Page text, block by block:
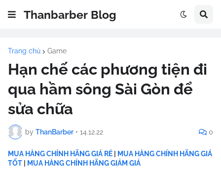
Thanbarber Blog
Trang chủ Game
Hạn chế các phương tiện đi
qua hầm sông Sài Gòn để
sửa chữa
by ThanBarber • 14.12.22 0
MUA HÀNG CHÍNH HÃNG GIÁ RẺ
MUA HÀNG CHÍNH HÃNG GIÁ
TỐT
MUA HÀNG CHÍNH HÃNG GIẢM GIÁ